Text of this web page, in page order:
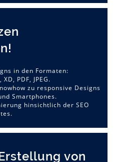
in den Formaten:
PDF, JPEG.
zu responsive Designs
Smartphones.
hinsichtlich der SEO
von